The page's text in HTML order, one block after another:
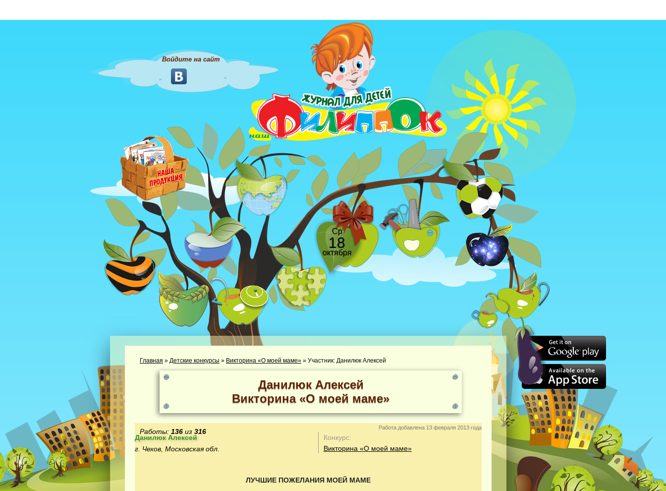
Войдите на сайт
Ср
18
октября
Главная » Детские конкурсы » Викторина «О моей маме» » Участник: Данилюк Алексей
Данилюк Алексей
Викторина «О моей маме»
Работы: 136 из 316 Работа добавлена 13 февраля 2013 года
Данилюк Алексей
г. Чехов, Московская обл.
Конкурс:
Викторина «О моей маме»
ЛУЧШИЕ ПОЖЕЛАНИЯ МОЕЙ МАМЕ